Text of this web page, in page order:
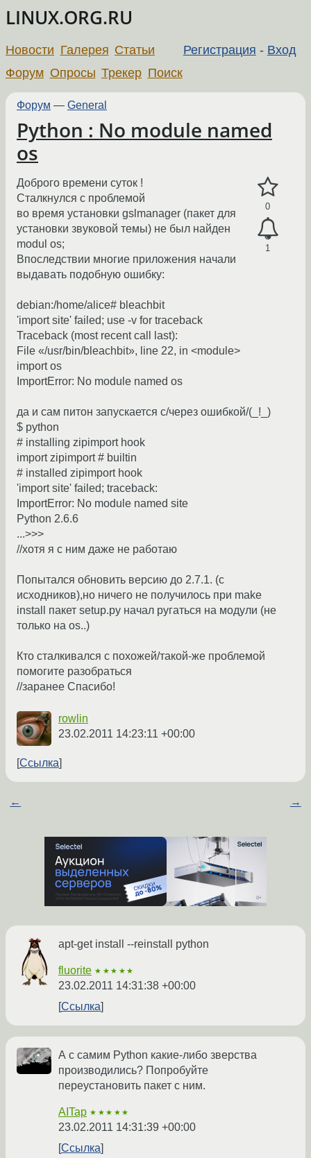
LINUX.ORG.RU
Регистрация - Вход
Новости Галерея Статьи
Форум Опросы Трекер Поиск
Форум — General
Python : No module named
os
0
1
Доброго времени суток !
Сталкнулся с проблемой
во время установки gslmanager (пакет для
установки звуковой темы) не был найден
modul os;
Впоследствии многие приложения начали
выдавать подобную ошибку:
debian:/home/alice# bleachbit
'import site' failed; use -v for traceback
Traceback (most recent call last):
File «/usr/bin/bleachbit», line 22, in <module>
import os
ImportError: No module named os
да и сам питон запускается c/через ошибкой/(_!_)
$ python
# installing zipimport hook
import zipimport # builtin
# installed zipimport hook
'import site' failed; traceback:
ImportError: No module named site
Python 2.6.6
...>>>
//хотя я с ним даже не работаю
Попытался обновить версию до 2.7.1. (с
исходников),но ничего не получилось при make
install пакет setup.py начал ругаться на модули (не
только на os..)
Кто сталкивался с похожей/такой-же проблемой
помогите разобраться
//заранее Спасибо!
rowlin
23.02.2011 14:23:11 +00:00
Ссылка
← →
apt-get install --reinstall python
fluorite ★★★★★
23.02.2011 14:31:38 +00:00
Ссылка
А с самим Python какие-либо зверства
производились? Попробуйте
переустановить пакет с ним.
AITap ★★★★★
23.02.2011 14:31:39 +00:00
Ссылка